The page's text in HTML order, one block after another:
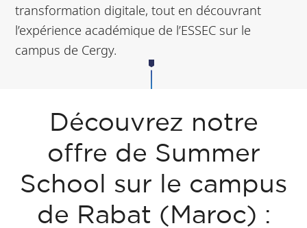
transformation digitale, tout en découvrant
l’expérience académique de l’ESSEC sur le
campus de Cergy.
Découvrez notre
offre de Summer
School sur le campus
de Rabat (Maroc) :